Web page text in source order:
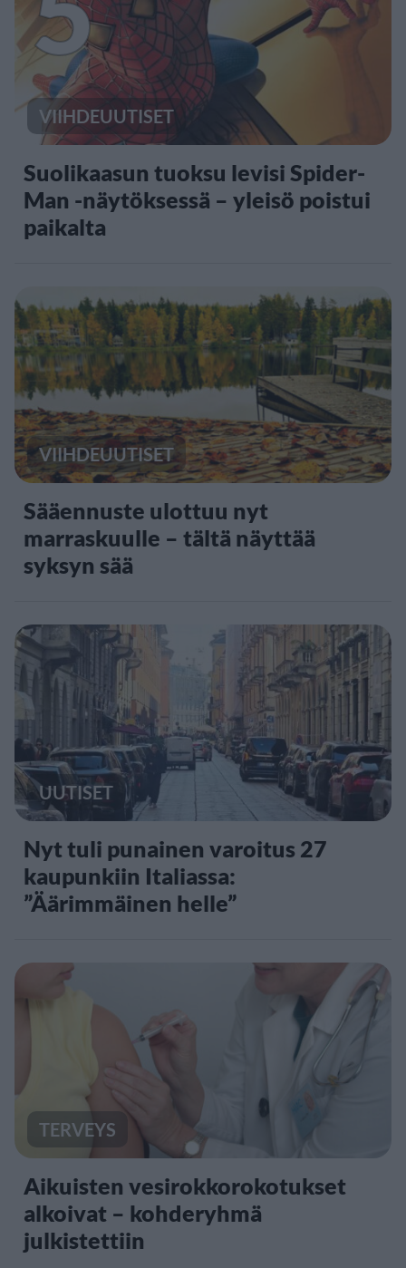
VIIHDEUUTISET
Suolikaasun tuoksu levisi Spider-
Man -näytöksessä – yleisö poistui
paikalta
VIIHDEUUTISET
Sääennuste ulottuu nyt
marraskuulle – tältä näyttää
syksyn sää
UUTISET
Nyt tuli punainen varoitus 27
kaupunkiin Italiassa:
”Äärimmäinen helle”
TERVEYS
Aikuisten vesirokkorokotukset
alkoivat – kohderyhmä
julkistettiin